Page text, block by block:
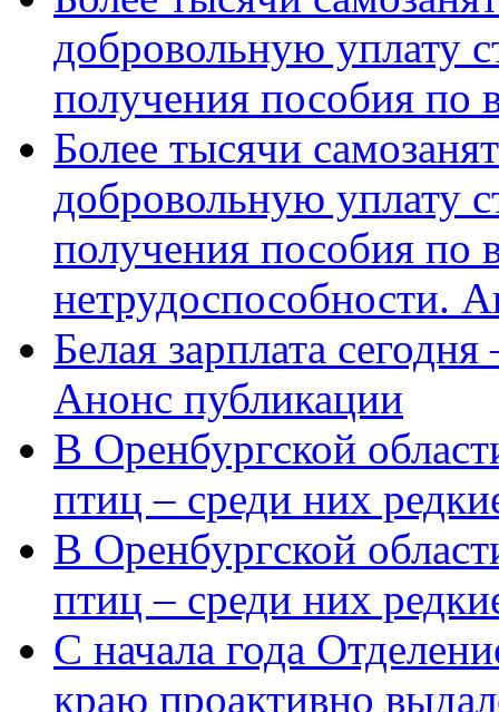
добровольную уплату
получения пособия по
Более тысячи
добровольную уплату
получения пособия по
нетрудоспособности.
Белая зарплата
Анонс публикации
В Оренбургской
птиц – среди них
В Оренбургской
птиц – среди них
С начала года
краю проактивно